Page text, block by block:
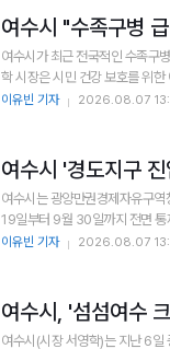
여수시 "수족구병
여수시가 최근 전국적인 수족구
이유빈 기자 2026.08.07
여수시 '경도지구
여수시는 광양만권경제자유구
19일부터 9월 30일까지 전면 통
이유빈 기자 2026.08.07
여수시, '섬섬여수
여수시(시장 서영학)는 지난 6